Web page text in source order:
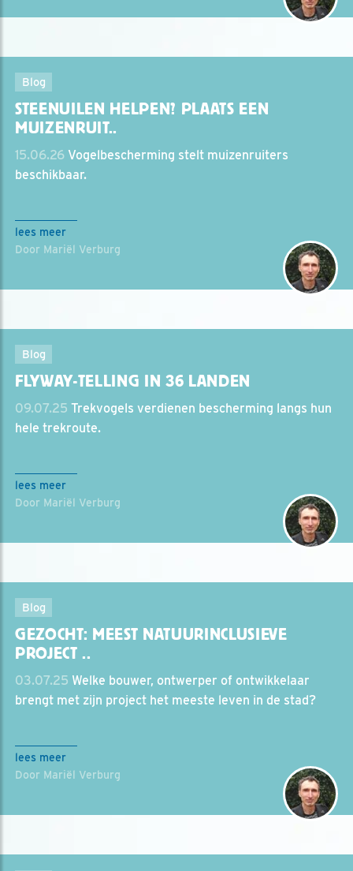
Blog
STEENUILEN HELPEN? PLAATS EEN
MUIZENRUIT..
15.06.26 Vogelbescherming stelt muizenruiters
beschikbaar.
lees meer
Door Mariël Verburg
Blog
FLYWAY-TELLING IN 36 LANDEN
09.07.25 Trekvogels verdienen bescherming langs hun
hele trekroute.
lees meer
Door Mariël Verburg
Blog
GEZOCHT: MEEST NATUURINCLUSIEVE
PROJECT ..
03.07.25 Welke bouwer, ontwerper of ontwikkelaar
brengt met zijn project het meeste leven in de stad?
lees meer
Door Mariël Verburg